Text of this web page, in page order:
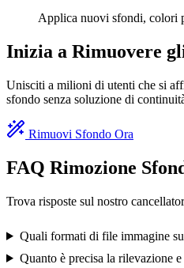
Applica nuovi sfondi, colori
Inizia a Rimuovere
Unisciti a milioni di utenti che si
sfondo senza soluzione di
Rimuovi Sfondo Ora
FAQ Rimozione
Trova risposte sul nostro
Quali formati di file immagine
Quanto è precisa la rilevazione